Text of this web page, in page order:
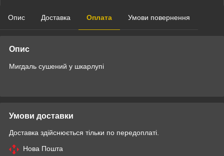
Опис Доставка Оплата Умови повернення
Опис
Мигдаль сушений у шкарлупі
Умови доставки
Доставка здійснюється тільки по передоплаті.
Нова Пошта